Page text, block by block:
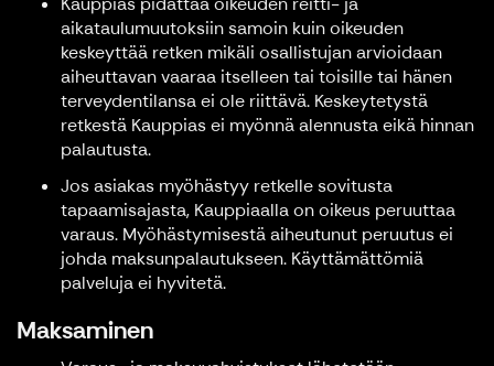
aikataulumuutoksiin samoin kuin oikeuden
keskeyttää retken mikäli osallistujan arvioidaan
aiheuttavan vaaraa itselleen tai toisille tai hänen
terveydentilansa ei ole riittävä. Keskeytetystä
retkestä Kauppias ei myönnä alennusta eikä hinnan
palautusta.
Jos asiakas myöhästyy retkelle sovitusta
tapaamisajasta, Kauppiaalla on oikeus peruuttaa
varaus. Myöhästymisestä aiheutunut peruutus ei
johda maksunpalautukseen. Käyttämättömiä
palveluja ei hyvitetä.
Maksaminen